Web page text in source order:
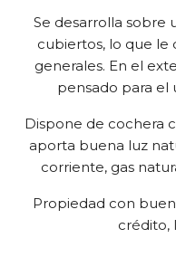
Se desarrolla sobre
cubiertos, lo que le
generales. En el
pensado para el
Dispone de cochera
aporta buena luz
corriente, gas
Propiedad con
crédito,